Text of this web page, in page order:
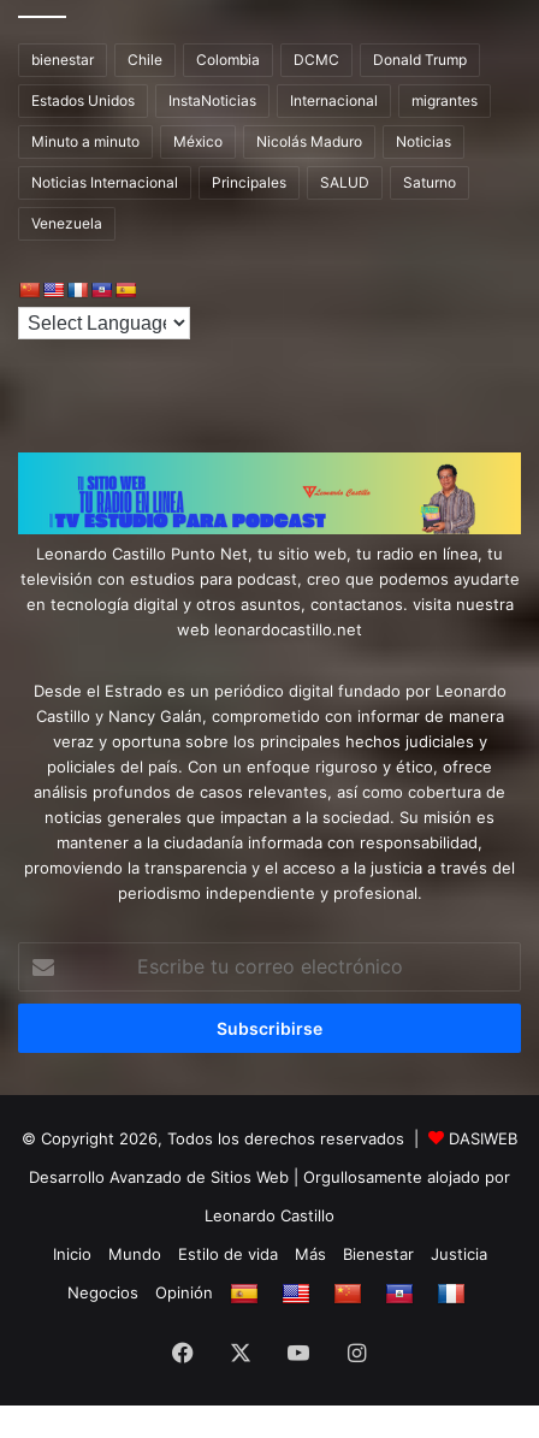
bienestar Chile Colombia DCMC Donald Trump
Estados Unidos InstaNoticias Internacional migrantes
Minuto a minuto México Nicolás Maduro Noticias
Noticias Internacional Principales SALUD Saturno
Venezuela
Leonardo Castillo Punto Net, tu sitio web, tu radio en línea, tu
televisión con estudios para podcast, creo que podemos ayudarte
en tecnología digital y otros asuntos, contactanos. visita nuestra
web leonardocastillo.net
Desde el Estrado es un periódico digital fundado por Leonardo
Castillo y Nancy Galán, comprometido con informar de manera
veraz y oportuna sobre los principales hechos judiciales y
policiales del país. Con un enfoque riguroso y ético, ofrece
análisis profundos de casos relevantes, así como cobertura de
noticias generales que impactan a la sociedad. Su misión es
mantener a la ciudadanía informada con responsabilidad,
promoviendo la transparencia y el acceso a la justicia a través del
periodismo independiente y profesional.
correo
© Copyright 2026, Todos los derechos reservados |
DASIWEB
Desarrollo Avanzado de Sitios Web | Orgullosamente alojado por
Leonardo Castillo
Inicio
Mundo Estilo de vida Más Bienestar
Justicia
Negocios
Opinión
Facebook YouTubeInstagram